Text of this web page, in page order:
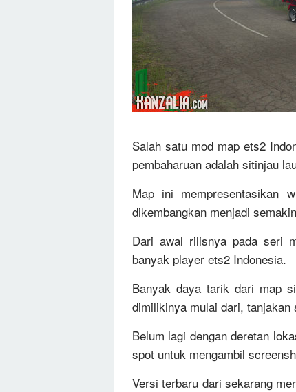
Salah satu mod map ets2
pembaharuan adalah sitinjau
Map ini mempresentasikan
dikembangkan menjadi
Dari awal rilisnya pada seri
banyak player ets2 Indonesia.
Banyak daya tarik dari map
dimilikinya mulai dari,
Belum lagi dengan deretan
spot untuk mengambil
Versi terbaru dari sekarang